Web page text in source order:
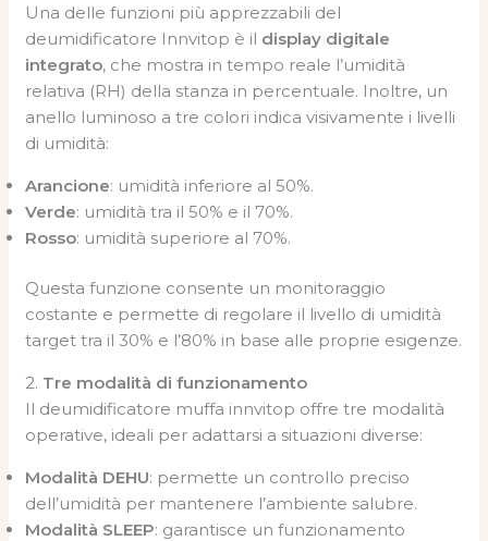
Una delle funzioni più apprezzabili del
deumidificatore Innvitop è il display digitale
integrato, che mostra in tempo reale l’umidità
relativa (RH) della stanza in percentuale. Inoltre, un
anello luminoso a tre colori indica visivamente i livelli
di umidità:
Arancione: umidità inferiore al 50%.
Verde: umidità tra il 50% e il 70%.
Rosso: umidità superiore al 70%.
Questa funzione consente un monitoraggio
costante e permette di regolare il livello di umidità
target tra il 30% e l’80% in base alle proprie esigenze.
2. Tre modalità di funzionamento
Il deumidificatore muffa innvitop offre tre modalità
operative, ideali per adattarsi a situazioni diverse:
Modalità DEHU: permette un controllo preciso
dell’umidità per mantenere l’ambiente salubre.
Modalità SLEEP: garantisce un funzionamento